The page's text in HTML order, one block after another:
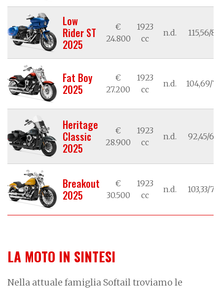
Low
Rider ST
2025
€
24.800
1923
cc
n.d. 115,56/
Fat Boy
2025
€
27.200
1923
cc
n.d. 104,69/
Heritage
Classic
2025
€
28.900
1923
cc
n.d. 92,45/
Breakout
2025
€
30.500
1923
cc
n.d. 103,33/
LA MOTO IN SINTESI
Nella attuale famiglia Softail troviamo le